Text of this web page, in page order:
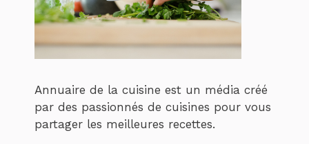
Annuaire de la cuisine est un média créé
par des passionnés de cuisines pour vous
partager les meilleures recettes.